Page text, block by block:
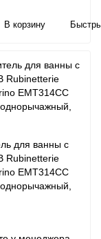
В корзину
для ванны с
Rubinetterie
EMT314CC